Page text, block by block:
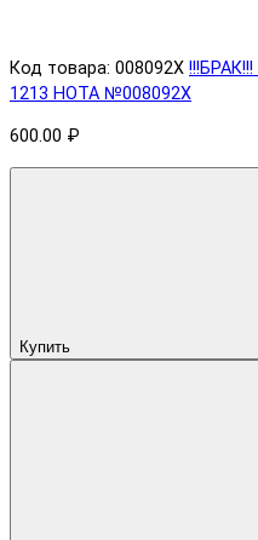
Код товара: 008092X
1213 HOTA №008092X
600.00 ₽
Купить